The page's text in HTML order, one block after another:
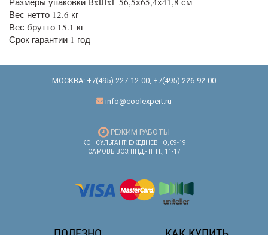
Вес нетто 12.6 кг
Вес брутто 15.1 кг
Срок гарантии 1 год
МОСКВА: +7(495) 227-12-00 +7(495) 226-92-00
info@coolexpert.ru
РЕЖИМ РАБОТЫ
КОНСУЛЬТАНТ: ЕЖЕДНЕВНО, 09-19
САМОВЫВОЗ: ПНД.- ПТН., 11-17